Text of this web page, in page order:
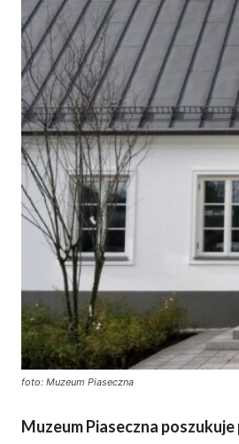
foto: Muzeum Piaseczna
Muzeum Piaseczna